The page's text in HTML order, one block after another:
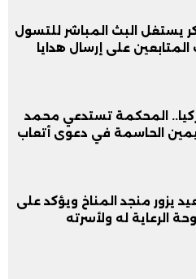
يستغل البث المباشر للتسول
على إرسال هدايا
المحكمة تستدعي محمد
الحاسمة في دعوى أتعاب
يزور منجد المناخ ويؤكد على
الرعاية له ولأسرته